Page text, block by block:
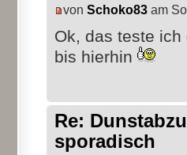
von Schoko83 am
Ok, das teste
bis hierhin
Re:
sporadisch